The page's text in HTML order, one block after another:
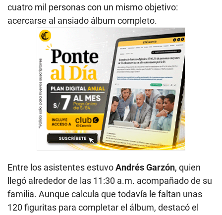
cuatro mil personas con un mismo objetivo:
acercarse al ansiado álbum completo.
Entre los asistentes estuvoAndrés Garzón, quien
llegó alrededor de las 11:30 a.m. acompañado de su
familia. Aunque calcula que todavía le faltan unas
120 figuritas para completar el álbum, destacó el